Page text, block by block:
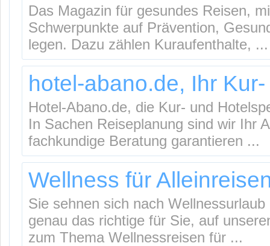
Das Magazin für gesundes Reisen,
Schwerpunkte auf Prävention,
legen. Dazu zählen Kuraufenthalte, ...
hotel-abano.de, Ihr
Hotel-Abano.de, die Kur- und
In Sachen Reiseplanung sind wir Ihr
fachkundige Beratung garantieren ...
Wellness für
Sie sehnen sich nach
genau das richtige für Sie, auf
zum Thema Wellnessreisen für ...